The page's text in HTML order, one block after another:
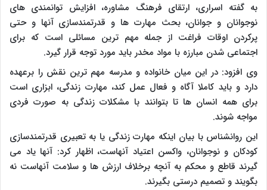
به گفته اسراری، ارتقای فرهنگ مشاوره، افزایش توانمندی های
نوجوانان و جوانان، بحث مهارت ها و قدرتمندسازی آنها و حتی
پرکردن اوقات فراغت از جمله مهم ترین مسائلی است که برای
اجتماعی شدن مبارزه با مواد مخدر باید مورد توجه قرار گیرد.
وی افزود: در این میان خانواده و مدرسه مهم ترین نقش را برعهده
دارد و باید کاملا آگاه و فعال عمل کند، مهارت زندگی، ابزاری است
برای همه انسان ها تا بتوانند با مشکلات زندگی به صورت فردی
مواجه شوند.
این روانشناس با بیان اینکه مهارت زندگی یا به تعبیری قدرتمندسازی
کودکان و نوجوانان، واکسن اعتیاد آنهاست، اظهار کرد: آنها یاد می
گیرند قاطع و محکم به آنچه برخلاف ارزش ها و سلامت آنهاست نه
بگویند و تصمیم درستی بگیرند.